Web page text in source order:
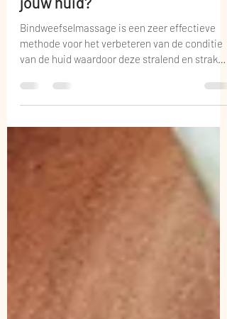
huid: Bindweefselmassage:
Wat is het en wat doet het voor
jouw huid?
Bindweefselmassage is een zeer effectieve
wordt...